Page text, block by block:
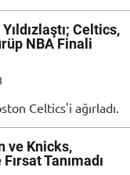
Celtics,
NBA Finali
Celtics'i ağırladı.
ve Knicks,
Tanımadı